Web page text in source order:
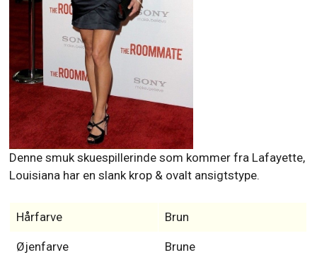
Denne smuk skuespillerinde som kommer fra Lafayette,
Louisiana har en slank krop & ovalt ansigtstype.
Hårfarve Brun
Øjenfarve Brune